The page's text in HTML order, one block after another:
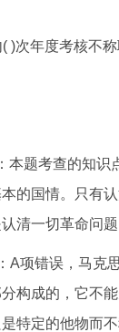
年度考核不称
题考查的知识
的国情。只有
清一切革命问
错误，马克思
构成的，它不
特定的他物而